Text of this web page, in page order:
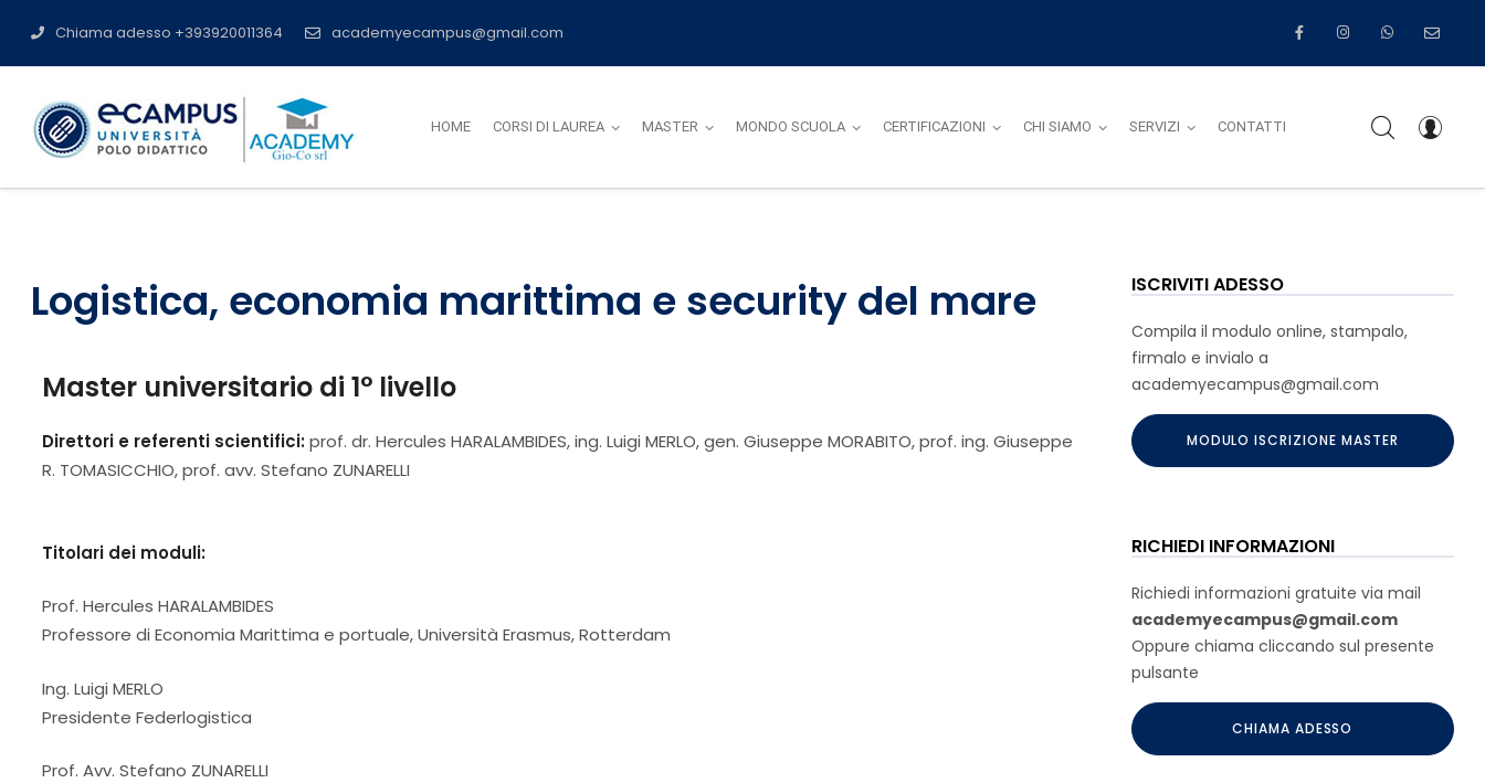
Chiama adesso +393920011364 academyecampus@gmail.com
HOME CORSI DI LAUREA MASTER MONDO SCUOLA CERTIFICAZIONI CHI SIAMO SERVIZI CONTATTI
Logistica, economia marittima e security del mare
Master universitario di 1° livello
Direttori e referenti scientifici:prof. dr. Hercules HARALAMBIDES, ing. Luigi MERLO, gen. Giuseppe MORABITO, prof. ing. Giuseppe
R. TOMASICCHIO, prof. avv. Stefano ZUNARELLI
Titolari dei moduli:
Prof. Hercules HARALAMBIDES
Professore di Economia Marittima e portuale, Università Erasmus, Rotterdam
Ing. Luigi MERLO
Presidente Federlogistica
Prof. Avv. Stefano ZUNARELLI
ISCRIVITI ADESSO
Compila il modulo online, stampalo,
firmalo e invialo a
academyecampus@gmail.com
MODULO ISCRIZIONE MASTER
RICHIEDI INFORMAZIONI
Richiedi informazioni gratuite via mail
academyecampus@gmail.com
Oppure chiama cliccando sul presente
pulsante
CHIAMA ADESSO